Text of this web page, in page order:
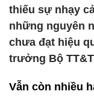
thiếu sự nhạy
những nguyên
chưa đạt hiệu
trưởng Bộ
Vẫn còn nhiều